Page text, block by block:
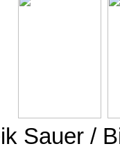
Sauer /